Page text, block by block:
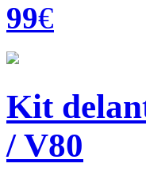
99€
Kit
/ V80